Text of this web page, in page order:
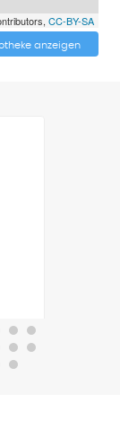
CC-BY-SA
anzeigen